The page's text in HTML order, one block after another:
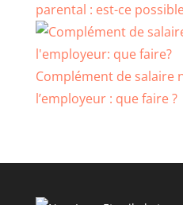
parental : est-ce
Complément de salaire
l’employeur : que faire ?